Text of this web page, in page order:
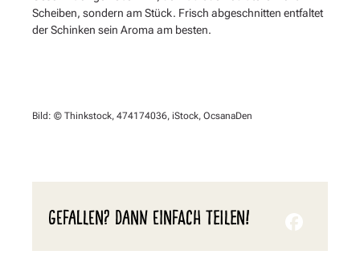
Scheiben, sondern am Stück. Frisch abgeschnitten entfaltet
der Schinken sein Aroma am besten.
Bild: © Thinkstock, 474174036, iStock, OcsanaDen
GEFALLEN? DANN EINFACH TEILEN!